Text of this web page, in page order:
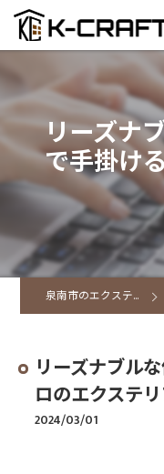
リーズナ
で手掛け
泉南市のエクステリアならK CRAFT
リーズナブル
ロのエクステ
2024/03/01